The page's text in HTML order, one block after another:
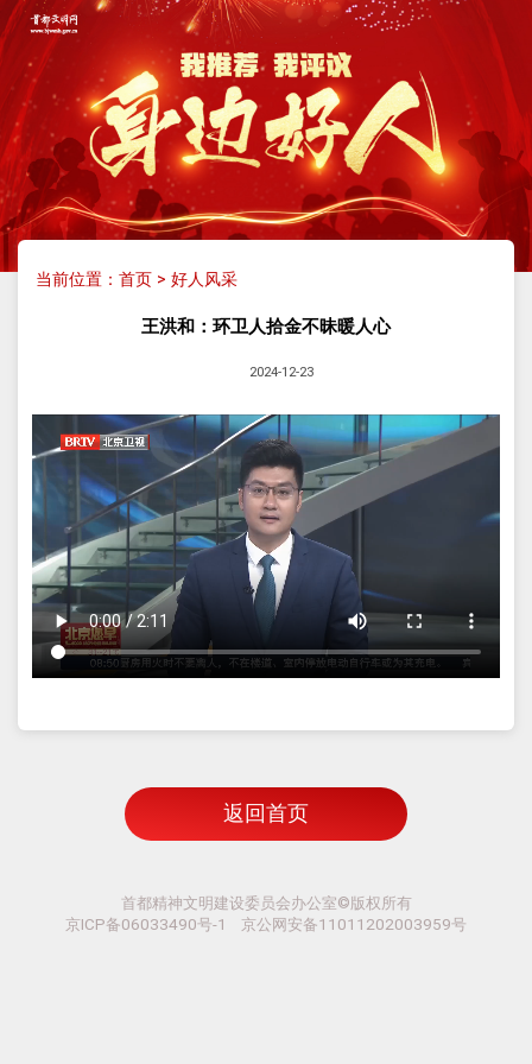
当前位置： 首页> 好人风采
王洪和：环卫人拾金不昧暖人心
2024-12-23
返回首页
首都精神文明建设委员会办公室©版权所有
京ICP备06033490号-1 京公网安备11011202003959号